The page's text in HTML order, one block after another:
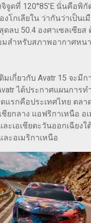
จิจูดที่ 120°85’E นั่นคือพิ
งโกเลียใน ว่ากันว่าเป็น
บ 50.4 องศาเซลเซียส
สำหรับสภาพอากาศหนา
มเกี่ยวกับ Avatr 15 จะมีก
ได้ประกาศแผนการท
แรกคือประเทศไทย ตล
ชียกลาง แอฟริกาเหนือ อ
ะเอเชียตะวันออกเฉียง
ละอเมริกาเหนือ